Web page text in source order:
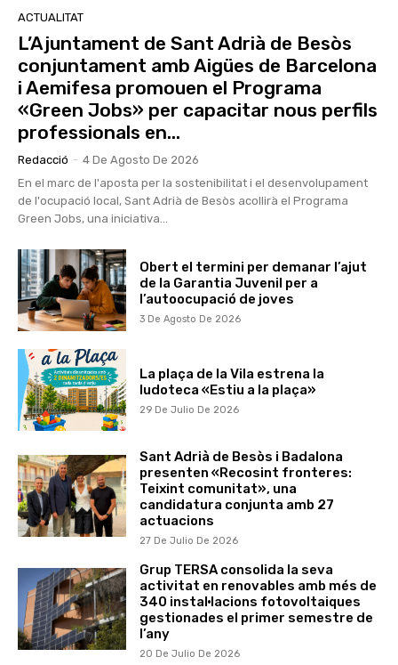
ACTUALITAT
L’Ajuntament de Sant Adrià de Besòs
conjuntament amb Aigües de Barcelona
i Aemifesa promouen el Programa
«Green Jobs» per capacitar nous perfils
professionals en...
Redacció - 4 De Agosto De 2026
En el marc de l'aposta per la sostenibilitat i el desenvolupament
de l'ocupació local, Sant Adrià de Besòs acollirà el Programa
Green Jobs, una iniciativa...
Obert el termini per demanar l’ajut
de la Garantia Juvenil per a
l’autoocupació de joves
3 De Agosto De 2026
La plaça de la Vila estrena la
ludoteca «Estiu a la plaça»
29 De Julio De 2026
Sant Adrià de Besòs i Badalona
presenten «Recosint fronteres:
Teixint comunitat», una
candidatura conjunta amb 27
actuacions
27 De Julio De 2026
Grup TERSA consolida la seva
activitat en renovables amb més de
340 instal·lacions fotovoltaiques
gestionades el primer semestre de
l’any
20 De Julio De 2026